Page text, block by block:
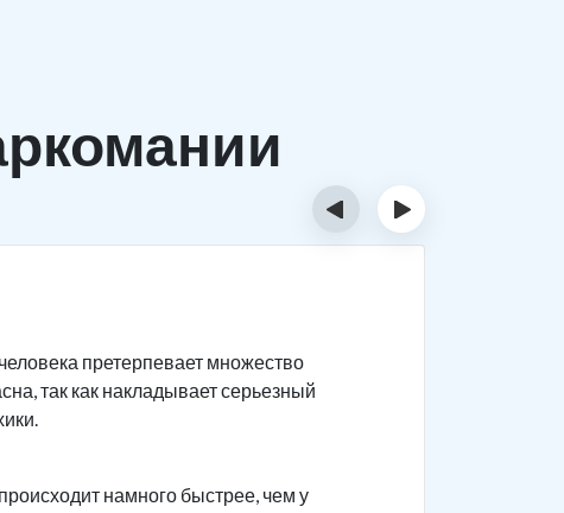
претерпевает множество
так как накладывает серьезный
намного быстрее, чем у
‹ ›